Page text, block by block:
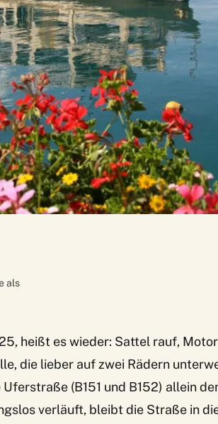
als
heißt es wieder: Sattel rauf,
die lieber auf zwei Rädern
(B151 und B152) allein
verläuft, bleibt die Straße in